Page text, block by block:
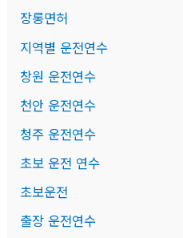
장롱면허
지역별 운전연수
창원 운전연수
천안 운전연수
청주 운전연수
초보 운전 연수
초보운전
출장 운전연수